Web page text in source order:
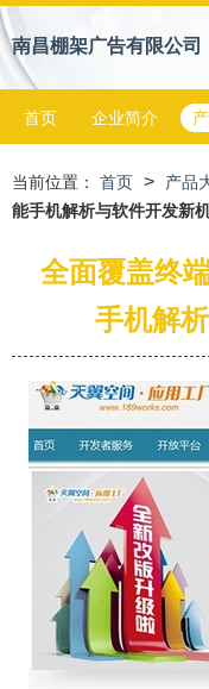
南昌棚架广告有限公司
首页 企业简介
当前位置： 首页 > 产品
能手机解析与软件开发新
全面覆盖终
手机解